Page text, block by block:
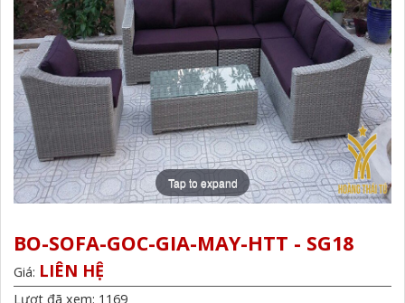
Tap to expand
BO-SOFA-GOC-GIA-MAY-HTT - SG18
Giá: LIÊN HỆ
Lượt đã xem: 1169